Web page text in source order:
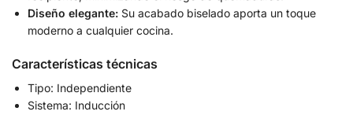
Diseño elegante: Su acabado biselado aporta un toque
moderno a cualquier cocina.
Características técnicas
Tipo: Independiente
Sistema: Inducción